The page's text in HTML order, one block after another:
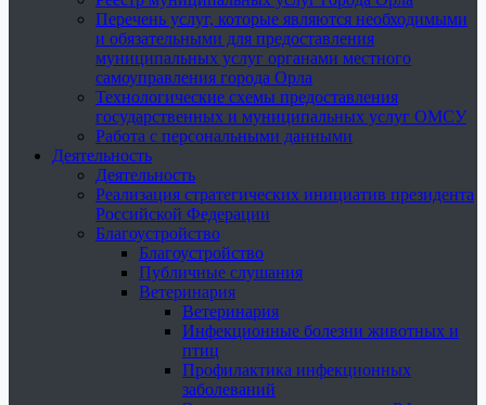
Перечень услуг, которые являются необходимыми
и обязательными для предоставления
муниципальных услуг органами местного
самоуправления города Орла
Технологические схемы предоставления
государственных и муниципальных услуг ОМСУ
Работа с персональными данными
Деятельность
Деятельность
Реализация стратегических инициатив президента
Российской Федерации
Благоустройство
Благоустройство
Публичные слушания
Ветеринария
Ветеринария
Инфекционные болезни животных и
птиц
Профилактика инфекционных
заболеваний